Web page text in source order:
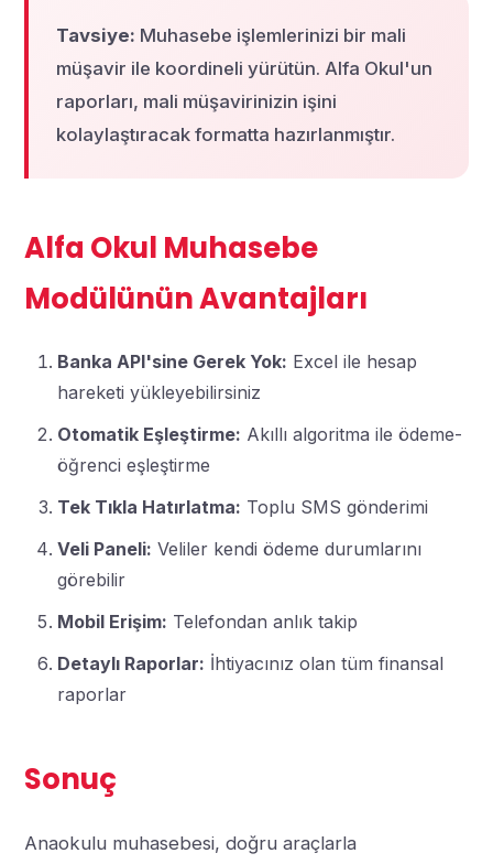
Tavsiye: Muhasebe işlemlerinizi bir mali
müşavir ile koordineli yürütün. Alfa Okul'un
raporları, mali müşavirinizin işini
kolaylaştıracak formatta hazırlanmıştır.
Alfa Okul Muhasebe
Modülünün Avantajları
Banka API'sine Gerek Yok: Excel ile hesap
hareketi yükleyebilirsiniz
Otomatik Eşleştirme: Akıllı algoritma ile ödeme-
öğrenci eşleştirme
Tek Tıkla Hatırlatma: Toplu SMS gönderimi
Veli Paneli: Veliler kendi ödeme durumlarını
görebilir
Mobil Erişim: Telefondan anlık takip
Detaylı Raporlar: İhtiyacınız olan tüm finansal
raporlar
Sonuç
Anaokulu muhasebesi, doğru araçlarla